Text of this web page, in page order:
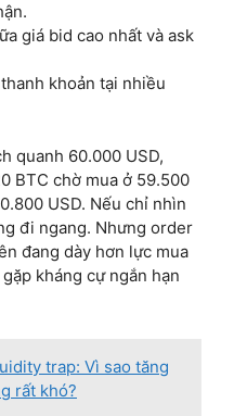
giá bid cao nhất và ask
khoản tại nhiều
quanh 60.000 USD,
BTC chờ mua ở 59.500
USD. Nếu chỉ nhìn
đi ngang. Nhưng order
đang dày hơn lực mua
kháng cự ngắn hạn
trap: Vì sao tăng
rất khó?